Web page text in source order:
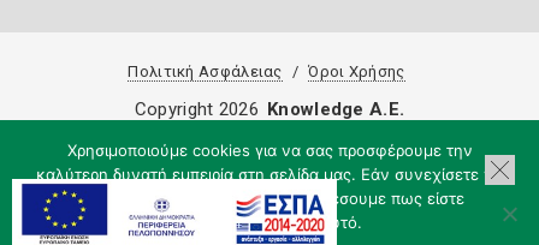
Πολιτική Ασφάλειας Όροι Χρήσης
Χρησιμοποιούμε cookies για να σας προσφέρουμε την
καλύτερη δυνατή εμπειρία στη σελίδα μας. Εάν συνεχίσετε να
χρησιμοποιείτε τη σελίδα, θα υποθέσουμε πως είστε
ικανοποιημένοι με αυτό.
Copyright 2026 Knowledge A.E.